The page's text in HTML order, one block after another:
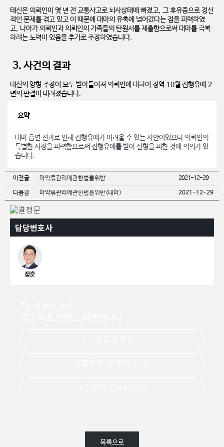
태신은 의뢰인이 몇 년 전 교통사고로 뇌사상태에 빠졌고, 그 후유증으로 정신
적인 문제를 겪고 있고 이 때문에 대마의 유혹에 넘어갔다는 점을 피력하였
고, 나아가 의뢰인과 의뢰인의 가족들의 탄원서를 제출함으로써 대마를 극복
하려는 노력이 있음을 추가로 주장하였습니다.
3. 사건의 결과
태신의 양형 주장이 모두 받아들여져 의뢰인에 대하여 징역 10월 집행유예 2
년의 판결이 내려졌습니다.
요약
대마 흡연 전과로 인해 집행유예가 어려울 수 있는 사안이었으나 의뢰인의
특별한 사정을 피력함으로써 집행유예를 받아 실형을 피한 것에 의의가 있
습니다.
이전글 마약류관리에관한법률위반 2021-12-29
다음글 마약류관리에관한법률위반(대마) 2021-12-29
담당변호사
목록으로